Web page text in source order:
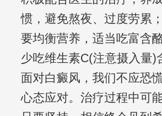
惯，避免熬夜、过度劳累
要均衡营养，适当吃富含
少吃维生素C(注意摄入量)
面对白癜风，我们不应恐
心态应对。治疗过程中可